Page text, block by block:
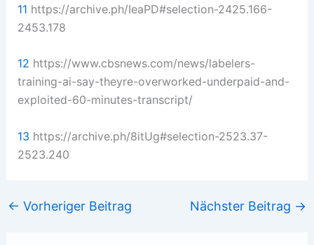
11 https://archive.ph/IeaPD#selection-2425.166-
2453.178
12 https://www.cbsnews.com/news/labelers-
training-ai-say-theyre-overworked-underpaid-and-
exploited-60-minutes-transcript/
13 https://archive.ph/8itUg#selection-2523.37-
2523.240
← Vorheriger Beitrag Nächster Beitrag →